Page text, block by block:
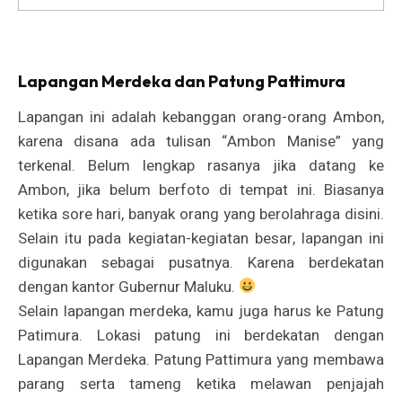
Lapangan Merdeka dan Patung Pattimura
Lapangan ini adalah kebanggan orang-orang Ambon,
karena disana ada tulisan “Ambon Manise” yang
terkenal. Belum lengkap rasanya jika datang ke
Ambon, jika belum berfoto di tempat ini. Biasanya
ketika sore hari, banyak orang yang berolahraga disini.
Selain itu pada kegiatan-kegiatan besar, lapangan ini
digunakan sebagai pusatnya. Karena berdekatan
dengan kantor Gubernur Maluku.
Selain lapangan merdeka, kamu juga harus ke Patung
Patimura. Lokasi patung ini berdekatan dengan
Lapangan Merdeka. Patung Pattimura yang membawa
parang serta tameng ketika melawan penjajah